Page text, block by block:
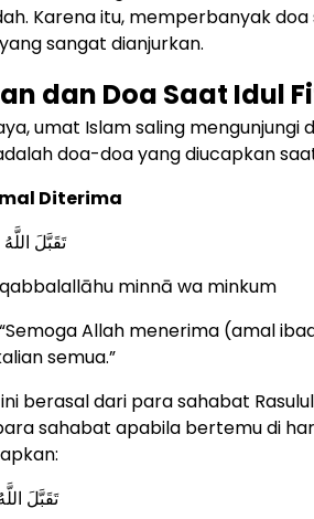
Karena itu, memperbanyak
sangat dianjurkan.
dan Doa Saat Idul
umat Islam saling
doa-doa yang diucapkan
Diterima
تَقَبَّلَ
minnā wa minkum
Allah menerima (amal
semua.”
berasal dari para sahabat
sahabat apabila bertemu di
تَقَبَّلَ